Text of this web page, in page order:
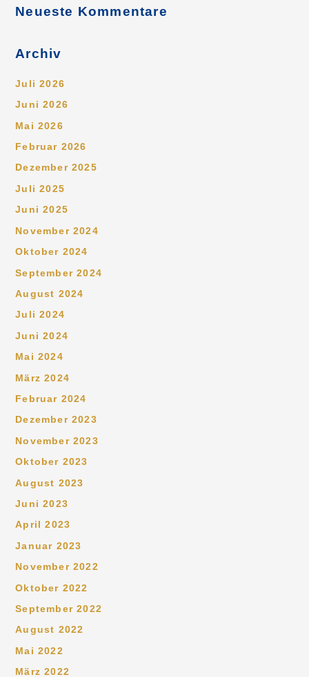
Neueste Kommentare
Archiv
Juli 2026
Juni 2026
Mai 2026
Februar 2026
Dezember 2025
Juli 2025
Juni 2025
November 2024
Oktober 2024
September 2024
August 2024
Juli 2024
Juni 2024
Mai 2024
März 2024
Februar 2024
Dezember 2023
November 2023
Oktober 2023
August 2023
Juni 2023
April 2023
Januar 2023
November 2022
Oktober 2022
September 2022
August 2022
Mai 2022
März 2022